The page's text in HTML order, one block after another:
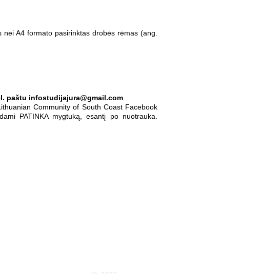
A4 formato pasirinktas drobės rėmas (ang.
paštu infostudijajura@gmail.com
Community of South Coast Facebook
PATINKA mygtuką, esantį po nuotrauka.